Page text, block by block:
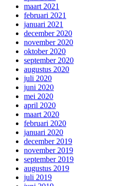
maart 2021
februari 2021
januari 2021
december 2020
november 2020
oktober 2020
september 2020
augustus 2020
juli 2020
juni 2020
mei 2020
april 2020
maart 2020
februari 2020
januari 2020
december 2019
november 2019
september 2019
augustus 2019
juli 2019